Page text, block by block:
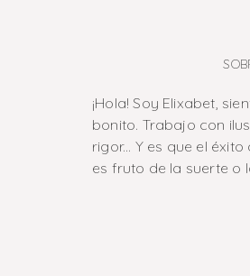
¡Hola! Soy Elixabet,
bonito. Trabajo con
rigor... Y es que el
es fruto de la suerte o